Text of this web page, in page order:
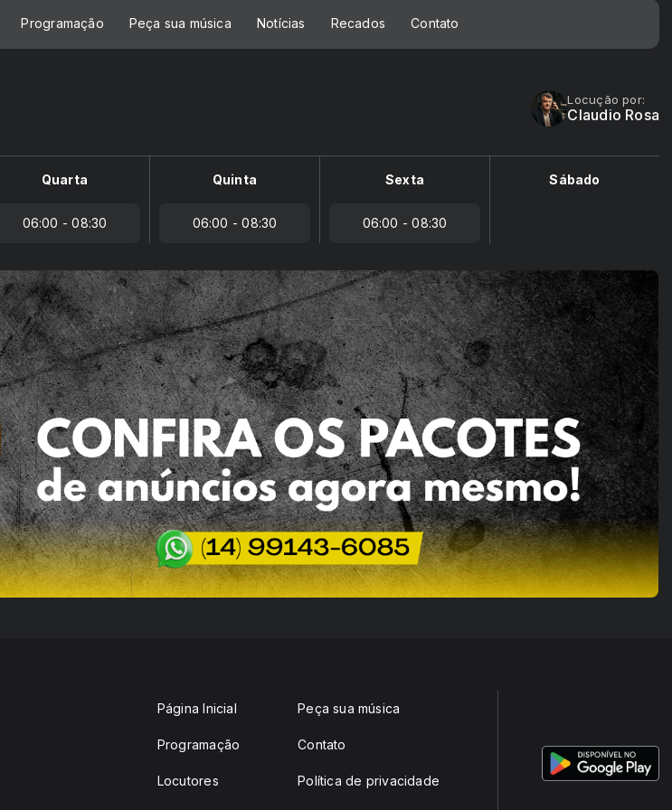
Programação Peça sua música Notícias Recados Contato
Locução por:
Claudio Rosa
Quarta
06:00 - 08:30
Quinta
06:00 - 08:30
Sexta
06:00 - 08:30
Sábado
Página Inicial
Programação
Locutores
Peça sua música
Contato
Política de privacidade